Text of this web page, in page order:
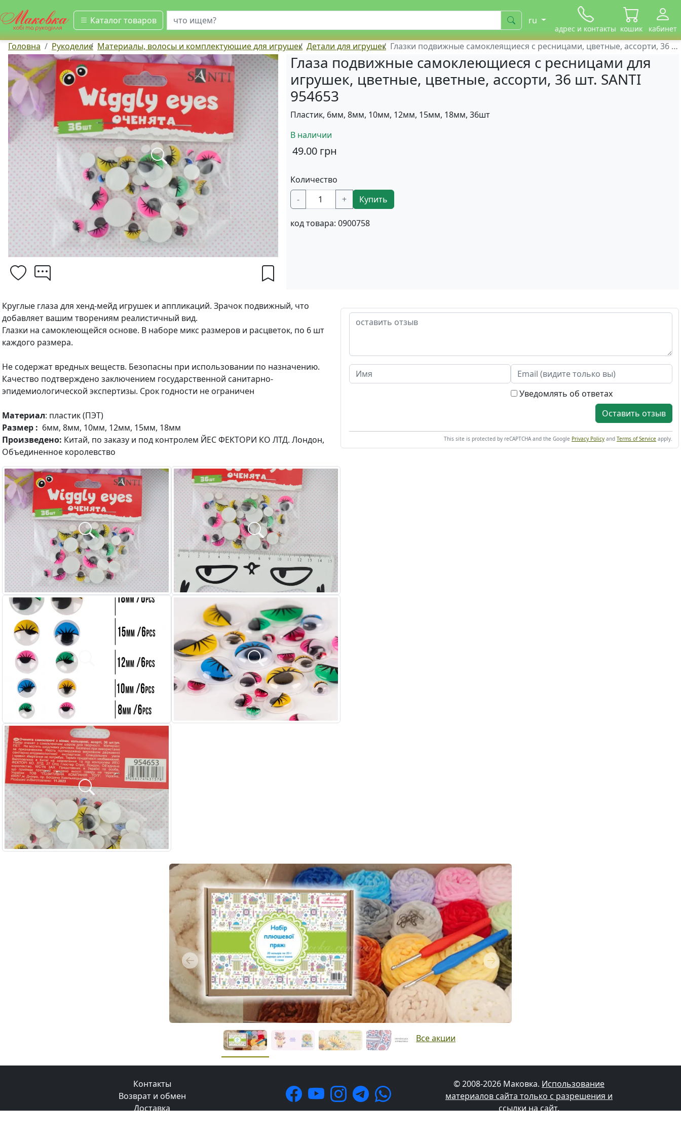
Каталог товаров
искать ru
адрес и контакты кошик кабинет
Головна Рукоделие Материалы, волосы и комплектующие для игрушек Детали для игрушек Глазки подвижные самоклеящиеся с ресницами, цветные, ассорти, 36 шт. SANTI 954653
Глаза подвижные самоклеющиеся с ресницами для
игрушек, цветные, цветные, ассорти, 36 шт. SANTI
954653
Пластик, 6мм, 8мм, 10мм, 12мм, 15мм, 18мм, 36шт
В наличии
49.00 грн
Количество
-
+ Купить
код товара: 0900758
Круглые глаза для хенд-мейд игрушек и аппликаций. Зрачок подвижный, что
добавляет вашим творениям реалистичный вид.
Глазки на самоклеющейся основе. В наборе микс размеров и расцветок, по 6 шт
каждого размера.
Не содержат вредных веществ. Безопасны при использовании по назначению.
Качество подтверждено заключением государственной санитарно-
эпидемиологической экспертизы. Срок годности не ограничен
Материал: пластик (ПЭТ)
Размер : 6мм, 8мм, 10мм, 12мм, 15мм, 18мм
Произведено: Китай, по заказу и под контролем ЙЕС ФЕКТОРИ КО ЛТД. Лондон,
Объединенное королевство
Уведомлять об ответах
Оставить отзыв
This site is protected by reCAPTCHA and the Google Privacy Policy and Terms of Service apply.
Previous Next
Все акции
Контакты
Возврат и обмен
Доставка
© 2008-2026 Маковка. Использование
материалов сайта только с разрешения и
ссылки на сайт.